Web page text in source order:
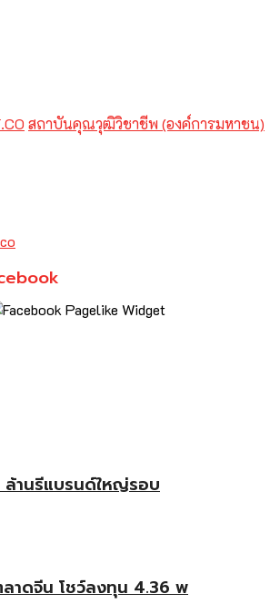
สถาบันคุณวุฒิวิชาชีพ (องค์การมหาชน)
านรีแบรนด์ใหญ่รอบ
ลาดจีน โชว์ลงทุน 4.36 พ